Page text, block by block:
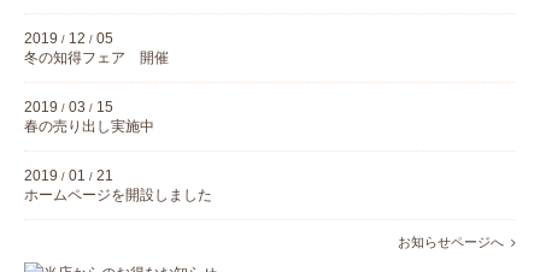
2019 / 12 / 05
冬の知得フェア 開催
2019 / 03 / 15
春の売り出し実施中
2019 / 01 / 21
ホームページを開設しました
お知らせページへ